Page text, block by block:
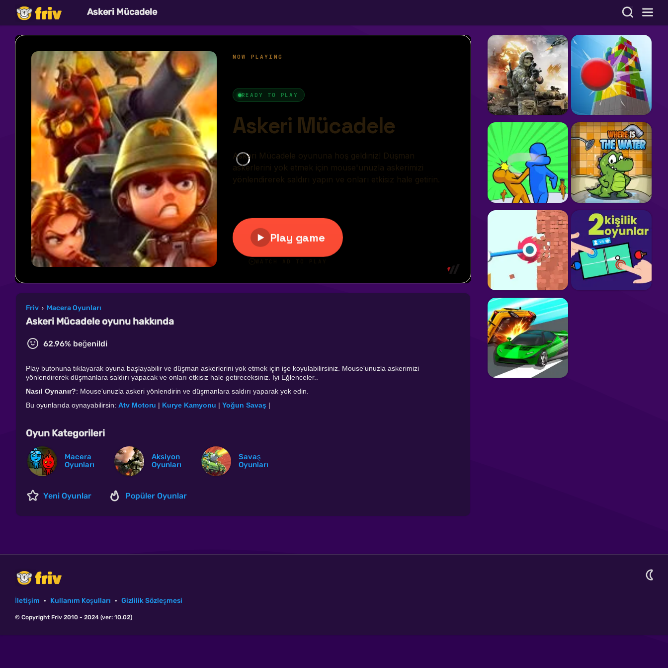
Askeri Mücadele
Friv › Macera Oyunları
Askeri Mücadele oyunu hakkında
62.96% beğenildi
Play butonuna tıklayarak oyuna başlayabilir ve düşman askerlerini yok etmek için işe koyulabilirsiniz. Mouse'unuzla askerimizi
yönlendirerek düşmanlara saldırı yapacak ve onları etkisiz hale getireceksiniz. İyi Eğlenceler..
Nasıl Oynanır?: Mouse'unuzla askeri yönlendirin ve düşmanlara saldırı yaparak yok edin.
Bu oyunlarıda oynayabilirsin: Atv Motoru | Kurye Kamyonu | Yoğun Savaş |
Oyun Kategorileri
Macera
Oyunları
Aksiyon
Oyunları
Savaş
Oyunları
Yeni Oyunlar Popüler Oyunlar
İletişim · Kullanım Koşulları · Gizlilik Sözleşmesi
© Copyright Friv 2010 - 2024 (ver: 10.02)